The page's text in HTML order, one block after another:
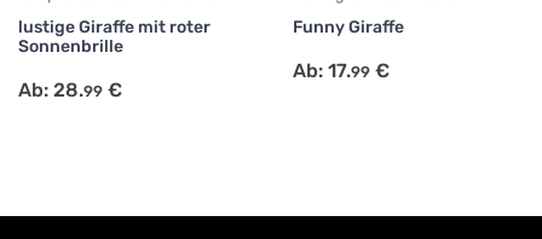
Kunst
Büro Comic
Kinderzimmer, Küche
Art
Portrait Schlafzimmer
Sonstige
Surrealismus
lustige Giraffe mit roter
Sonnenbrille
Ab: 28.99 €
Portrait
Funny Giraffe
Ab: 17.99 €